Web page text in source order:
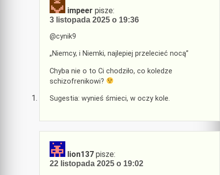
impeer pisze:
3 listopada 2025 o 19:36
@cynik9
„Niemcy, i Niemki, najlepiej przelecieć nocą”
Chyba nie o to Ci chodziło, co koledze
schizofrenikowi?
Sugestia: wynieś śmieci, w oczy kole.
lion137 pisze:
22 listopada 2025 o 19:02